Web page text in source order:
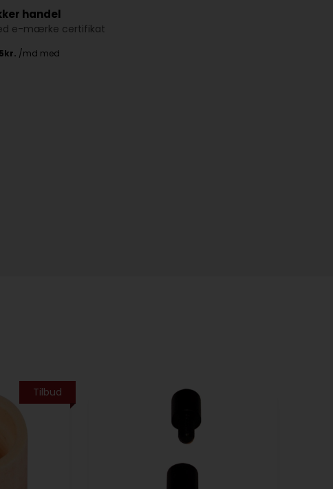
handel
e-mærke certifikat
Tilbud